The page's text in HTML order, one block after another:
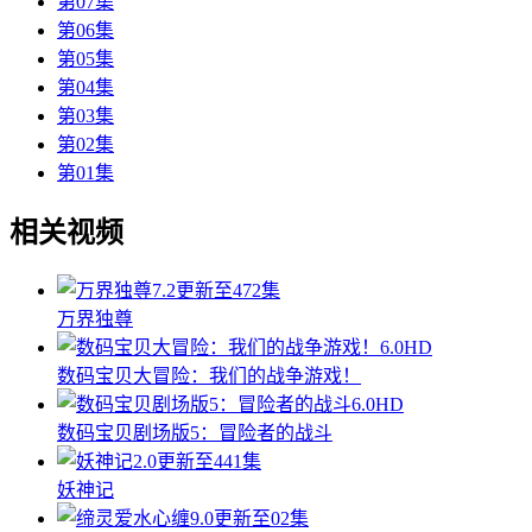
第06集
第05集
第04集
第03集
第02集
第01集
相关视频
7.2更新至472集
万界独尊
6.0HD
数码宝贝大冒险：我们的战争游戏！
6.0HD
数码宝贝剧场版5：冒险者的战斗
2.0更新至441集
妖神记
9.0更新至02集